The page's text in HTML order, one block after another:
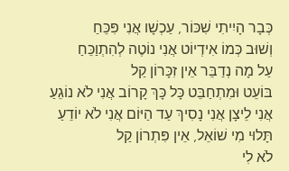
כְּבָר הָיִיתִי שִׁכּוֹר, עַכְשָׁו אֲנִי פִּכֵּחַ
וְשׁוּב כְּמוֹ אִידְיוֹט אֲנִי נוֹטֶה לְהִתְוַכֵּחַ
עַל מָה נְדַבֵּר אֵין זִכָּרוֹן קַל
בּוֹעֵט וּמִתְחַבֵּט כָּל כָּךְ קָרוֹב אֲנִי לֹא נוֹגֵעַ
אֲנִי לֵיצָן אֲנִי נָסִיךְ עַד הַיּוֹם אֲנִי לֹא יוֹדֵעַ
תָּלוּי מִי שׁוֹאֵל, אֵין פִּתְרוֹן קַל
לֹא לִי